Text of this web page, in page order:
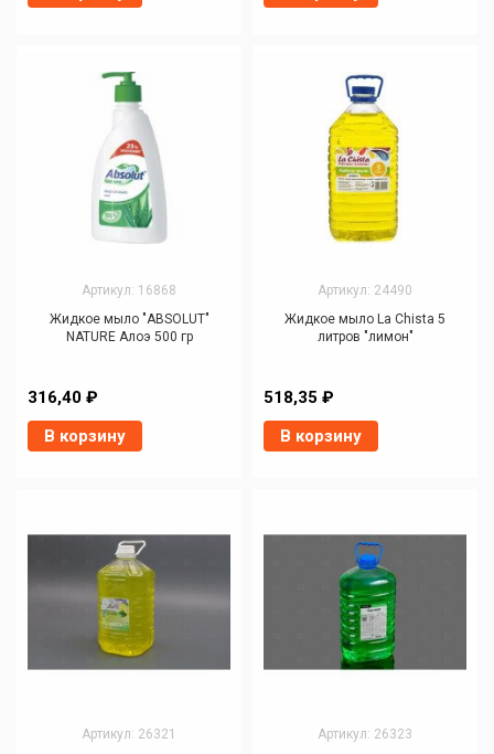
Артикул: 16868
Жидкое мыло "ABSOLUT"
NATURE Алоэ 500 гр
316,40 ₽
В корзину
Артикул: 24490
Жидкое мыло La Chista 5
литров "лимон"
518,35 ₽
В корзину
Артикул: 26321
Артикул: 26323